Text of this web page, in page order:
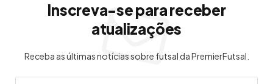
Inscreva-se para receber
atualizações
Receba as últimas notícias sobre futsal da PremierFutsal.